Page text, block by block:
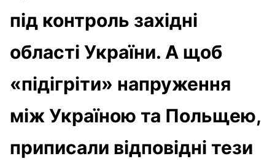
під контроль західні
області України. А щоб
«підігріти» напруження
між Україною та Польщею,
приписали відповідні тези